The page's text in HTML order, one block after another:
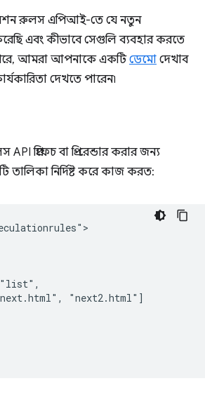
রুলস এপিআই-তে যে নতুন
এবং কীভাবে সেগুলি ব্যবহার করতে
পরে, আমরা আপনাকে একটিডেমো দেখাব
দেখতে পারেন৷
প্রিফেচ বা প্রি-রেন্ডার করার জন্য
নির্দিষ্ট করে কাজ করত:
"next2.html"]